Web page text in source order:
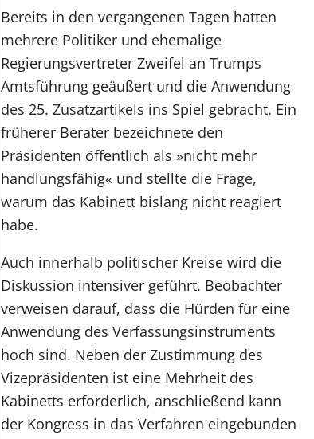
Bereits in den vergangenen Tagen hatten
mehrere Politiker und ehemalige
Regierungsvertreter Zweifel an Trumps
Amtsführung geäußert und die Anwendung
des 25. Zusatzartikels ins Spiel gebracht. Ein
früherer Berater bezeichnete den
Präsidenten öffentlich als »nicht mehr
handlungsfähig« und stellte die Frage,
warum das Kabinett bislang nicht reagiert
habe.
Auch innerhalb politischer Kreise wird die
Diskussion intensiver geführt. Beobachter
verweisen darauf, dass die Hürden für eine
Anwendung des Verfassungsinstruments
hoch sind. Neben der Zustimmung des
Vizepräsidenten ist eine Mehrheit des
Kabinetts erforderlich, anschließend kann
der Kongress in das Verfahren eingebunden